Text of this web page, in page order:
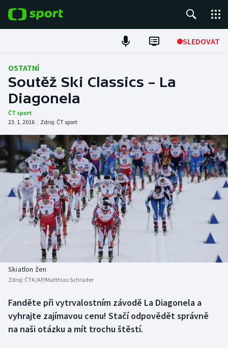
SLEDOVAT
Fotbal
Hokej
Tenis
Atletika
Cyklistika
DALŠÍ SPORTY
Americký fotbal
Baseball a softbal
Basketbal
Biatlon
Boby a skeleton
Box
NEPŘEHLÉDNĚTE
Soutěže
Historické návraty
Aplikace ČT sport
AZ kvíz
OSTATNÍ
Soutěž Ski Classics – La
Diagonela
ČT sport
23. 1. 2016 | Zdroj: ČT sport
Skiatlon žen
Zdroj: ČTK/AP/Matthias Schrader
Fanděte při vytrvalostním závodě La Diagonela a
vyhrajte zajímavou cenu! Stačí odpovědět správně
na naši otázku a mít trochu štěstí.